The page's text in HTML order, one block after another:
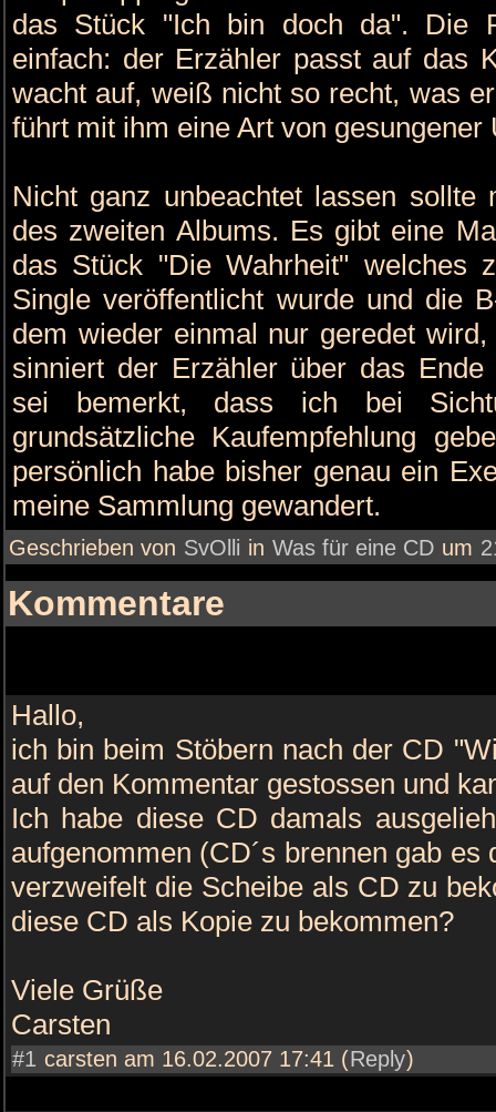
das Stück "Ich bin doch da". Die
einfach: der Erzähler passt auf das
wacht auf, weiß nicht so recht, was
führt mit ihm eine Art von gesungener
Nicht ganz unbeachtet lassen
des zweiten Albums. Es gibt eine
das Stück "Die Wahrheit" welches
Single veröffentlicht wurde und die
dem wieder einmal nur geredet
sinniert der Erzähler über das Ende
sei bemerkt, dass ich bei
grundsätzliche Kaufempfehlung
persönlich habe bisher genau ein
meine Sammlung gewandert.
Geschrieben von SvOlli in Was für eine CD um
Kommentare
Hallo,
ich bin beim Stöbern nach der CD
auf den Kommentar gestossen und
Ich habe diese CD damals
aufgenommen (CD´s brennen gab
verzweifelt die Scheibe als CD zu
diese CD als Kopie zu bekommen?
Viele Grüße
Carsten
#1 carsten am 16.02.2007 17:41 (Reply)